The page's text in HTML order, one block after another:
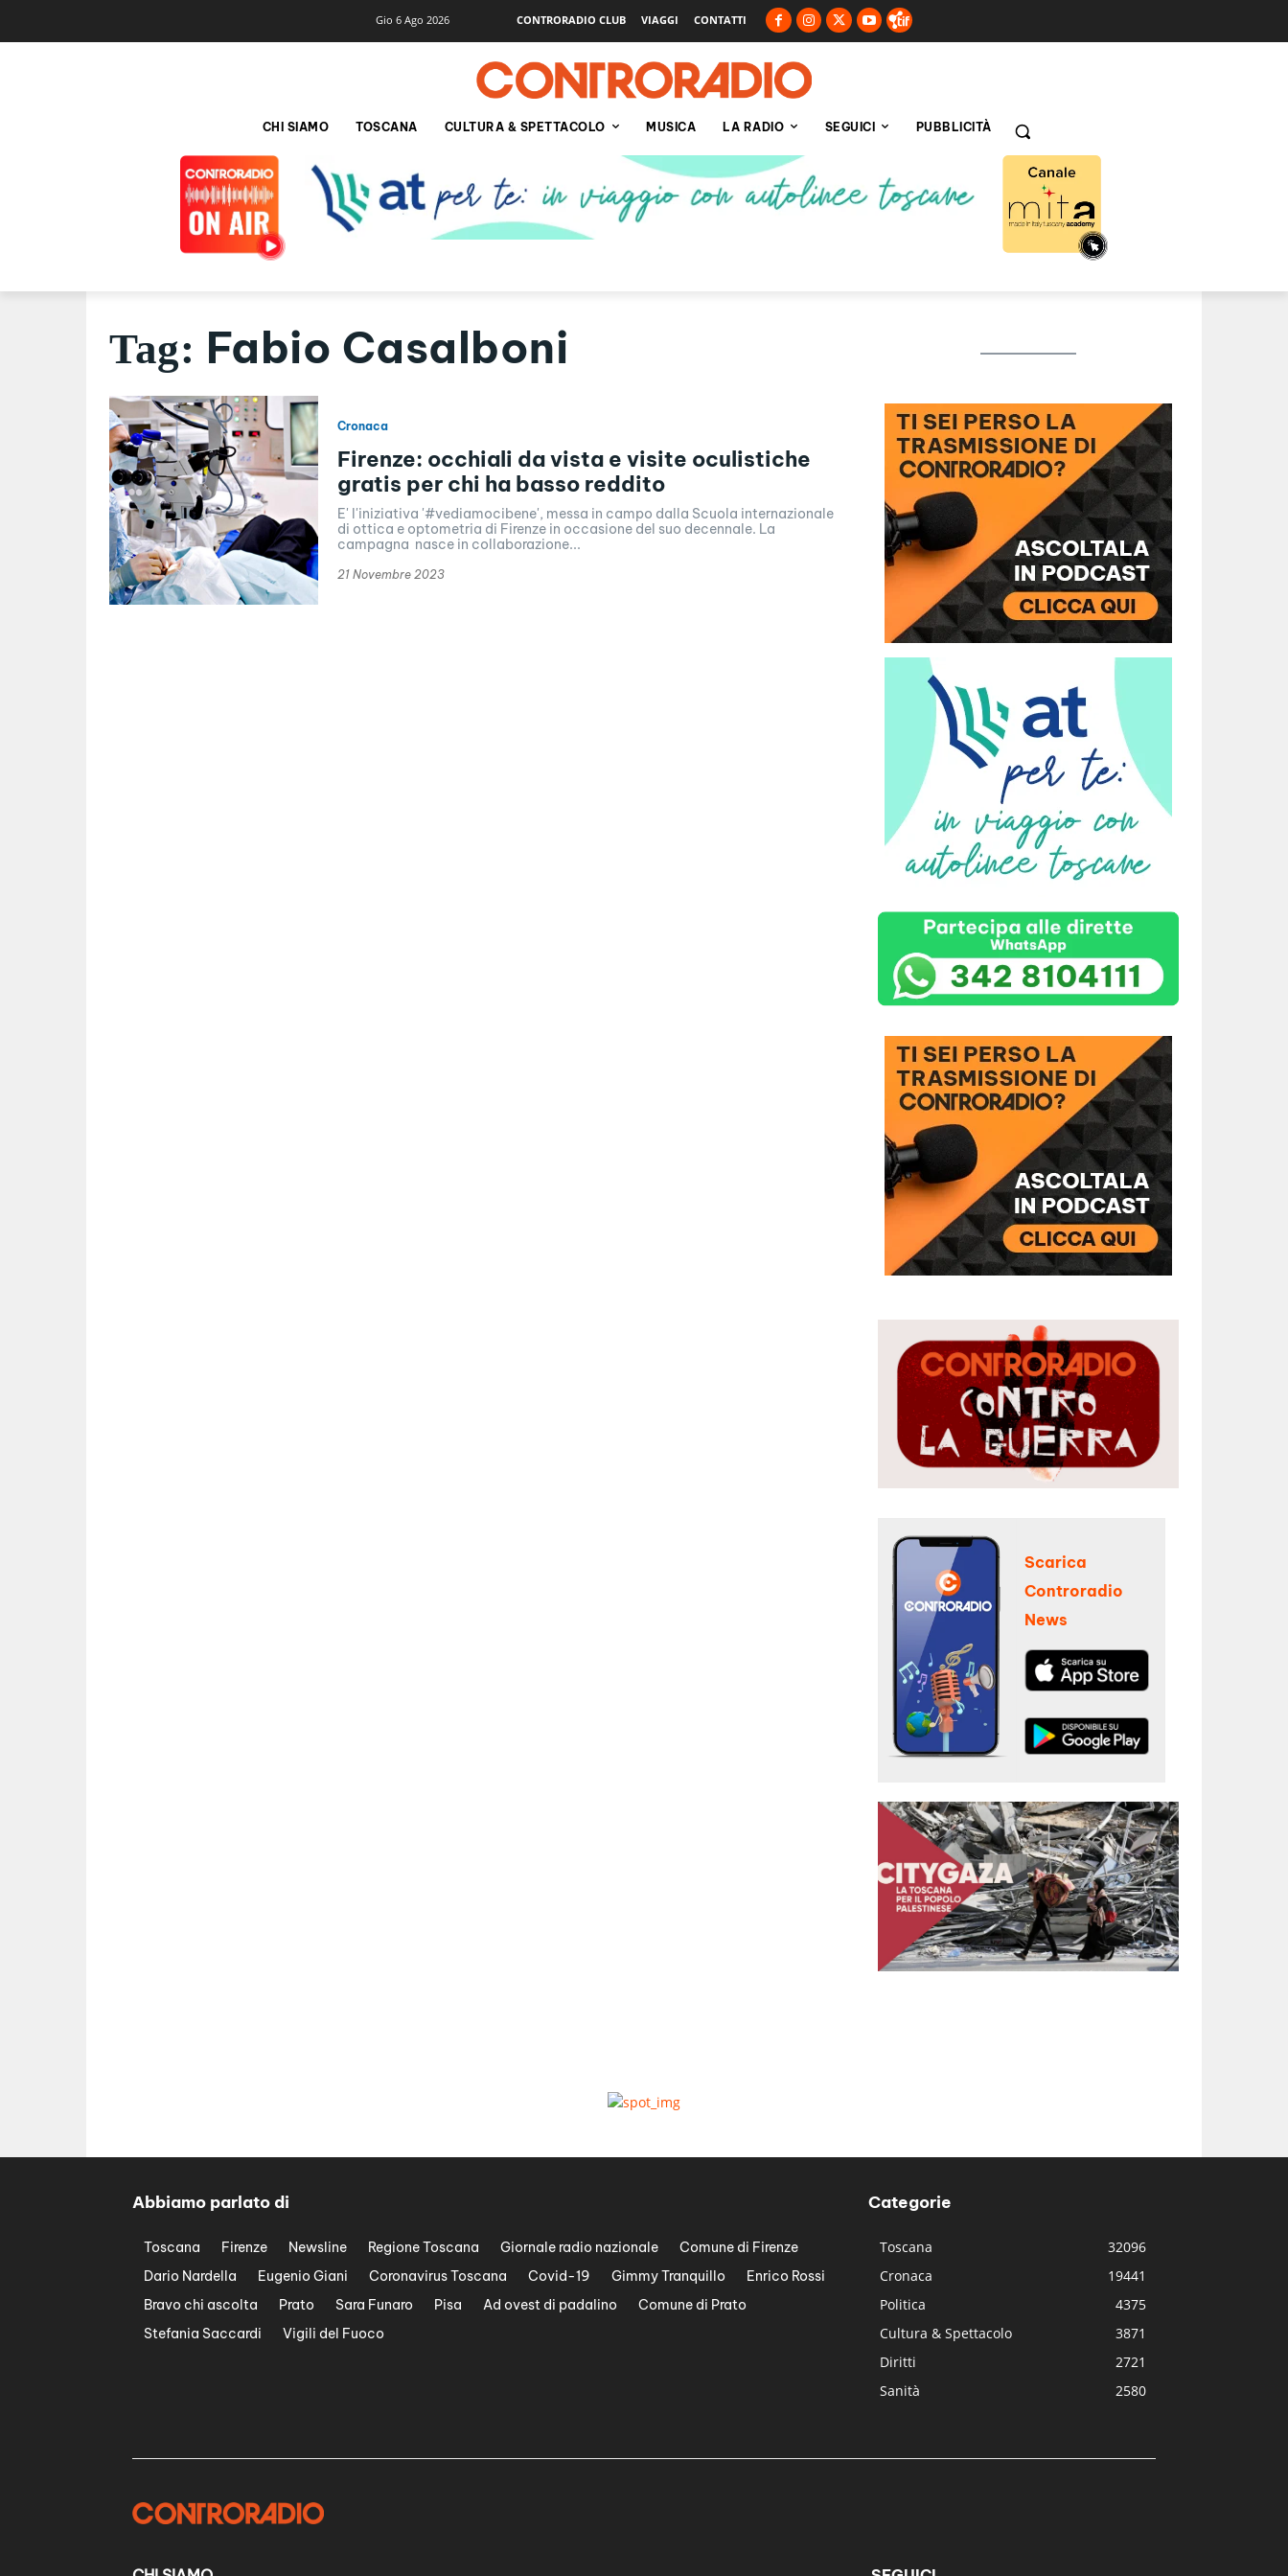
Gio 6 Ago 2026 CONTRORADIO CLUB VIAGGI CONTATTI
CHI SIAMO TOSCANA CULTURA & SPETTACOLO MUSICA LA RADIO SEGUICI PUBBLICITÀ
Tag: Fabio Casalboni
Cronaca
Firenze: occhiali da vista e visite oculistiche
gratis per chi ha basso reddito
E' l'iniziativa '#vediamocibene', messa in campo dalla Scuola internazionale
di ottica e optometria di Firenze in occasione del suo decennale. La
campagna nasce in collaborazione...
21 Novembre 2023
Scarica
Controradio
News
Abbiamo parlato di
Toscana Firenze Newsline Regione Toscana Giornale radio nazionale
Comune di Firenze
Dario Nardella
Eugenio Giani Coronavirus Toscana Covid-19 Gimmy Tranquillo
Enrico Rossi
Bravo chi ascolta
Prato Sara Funaro Pisa Ad ovest di padalino
Comune di Prato
Stefania Saccardi
Vigili del Fuoco
Categorie
Toscana
32096
Cronaca
19441
Politica
4375
Cultura & Spettacolo
3871
Diritti
2721
Sanità
2580